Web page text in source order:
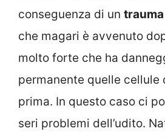
conseguenza di un trauma
che magari è avvenuto
molto forte che ha
permanente quelle cellule
prima. In questo caso ci
seri problemi dell’udito.